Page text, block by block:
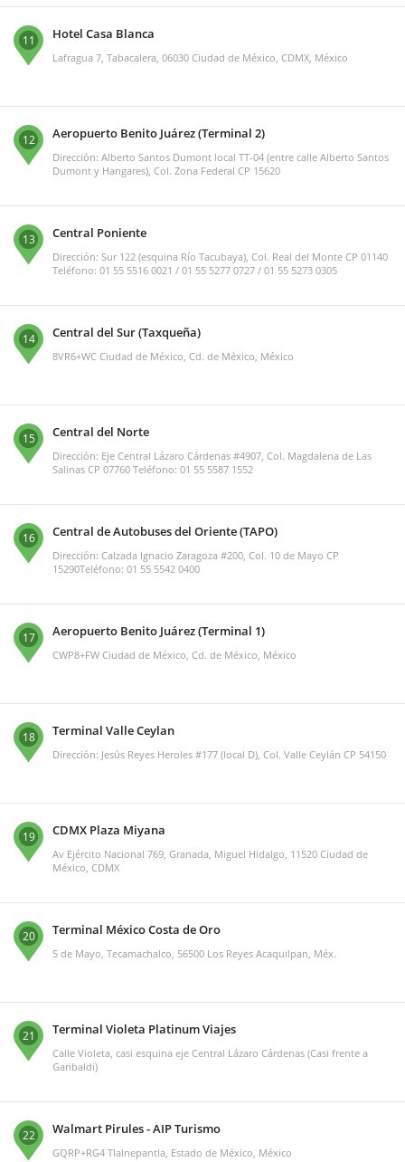
11 Hotel Casa Blanca
Lafragua 7, Tabacalera, 06030 Ciudad de México, CDMX, México
12 Aeropuerto Benito Juárez (Terminal 2)
Dirección: Alberto Santos Dumont local TT-04 (entre calle Alberto Santos
Dumont y Hangares), Col. Zona Federal CP 15620
13 Central Poniente
Dirección: Sur 122 (esquina Río Tacubaya), Col. Real del Monte CP 01140
Teléfono: 01 55 5516 0021 / 01 55 5277 0727 / 01 55 5273 0305
14 Central del Sur (Taxqueña)
8VR6+WC Ciudad de México, Cd. de México, México
15 Central del Norte
Dirección: Eje Central Lázaro Cárdenas #4907, Col. Magdalena de Las
Salinas CP 07760 Teléfono: 01 55 5587 1552
16 Central de Autobuses del Oriente (TAPO)
Dirección: Calzada Ignacio Zaragoza #200, Col. 10 de Mayo CP
15290Teléfono: 01 55 5542 0400
17 Aeropuerto Benito Juárez (Terminal 1)
CWP8+FW Ciudad de México, Cd. de México, México
18 Terminal Valle Ceylan
Dirección: Jesús Reyes Heroles #177 (local D), Col. Valle Ceylán CP 54150
19 CDMX Plaza Miyana
Av Ejército Nacional 769, Granada, Miguel Hidalgo, 11520 Ciudad de
México, CDMX
20 Terminal México Costa de Oro
5 de Mayo, Tecamachalco, 56500 Los Reyes Acaquilpan, Méx.
21 Terminal Violeta Platinum Viajes
Calle Violeta, casi esquina eje Central Lázaro Cárdenas (Casi frente a
Garibaldi)
22 Walmart Pirules - AIP Turismo
GQRP+RG4 Tlalnepantla, Estado de México, México